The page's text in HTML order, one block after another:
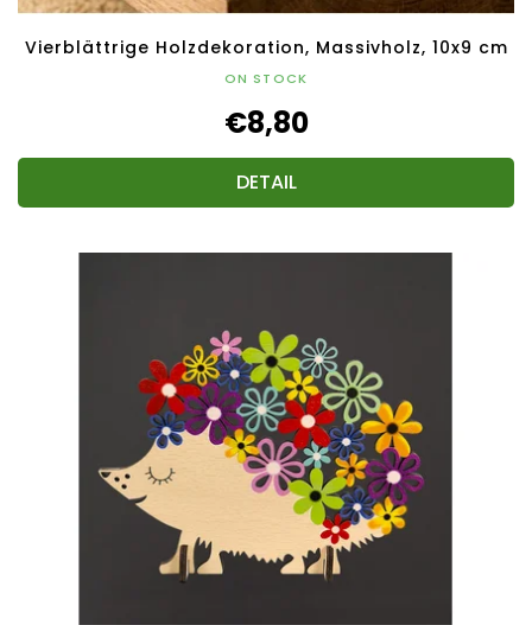
Vierblättrige Holzdekoration, Massivholz, 10x9 cm
ON STOCK
€8,80
DETAIL